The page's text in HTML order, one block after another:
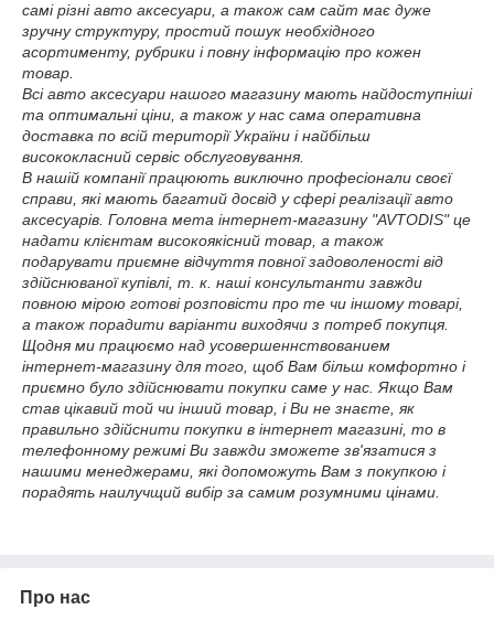
самі різні авто аксесуари, а також сам сайт має дуже
зручну структуру, простий пошук необхідного
асортименту, рубрики і повну інформацію про кожен
товар.
Всі авто аксесуари нашого магазину мають найдоступніші
та оптимальні ціни, а також у нас сама оперативна
доставка по всій території України і найбільш
висококласний сервіс обслуговування.
В нашій компанії працюють виключно професіонали своєї
справи, які мають багатий досвід у сфері реалізації авто
аксесуарів. Головна мета інтернет-магазину "AVTODIS" це
надати клієнтам високоякісний товар, а також
подарувати приємне відчуття повної задоволеності від
здійснюваної купівлі, т. к. наші консультанти завжди
повною мірою готові розповісти про те чи іншому товарі,
а також порадити варіанти виходячи з потреб покупця.
Щодня ми працюємо над усовершеннствованием
інтернет-магазину для того, щоб Вам більш комфортно і
приємно було здійснювати покупки саме у нас. Якщо Вам
став цікавий той чи інший товар, і Ви не знаєте, як
правильно здійснити покупки в інтернет магазині, то в
телефонному режимі Ви завжди зможете зв'язатися з
нашими менеджерами, які допоможуть Вам з покупкою і
порадять наилучщий вибір за самим розумними цінами.
Про нас